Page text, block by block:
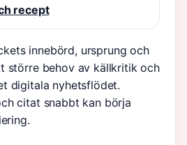
recept
innebörd, ursprung och
större behov av källkritik och
digitala nyhetsflödet.
citat snabbt kan börja